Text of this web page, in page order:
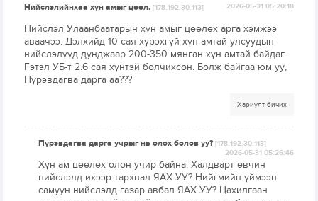
Нийслэлийнхаа хүн амыг цөөл.[178.192.30.113] 2026-05-31 05:20:18
Нийслэл Улаанбаатарын хүн амыг цөөлөх арга хэмжээ
аваачээ. Дэлхийд 10 сая хүрэхгүй хүн амтай улсуудын
нийслэлүүд дунджаар 200-350 мянган хүн амтай байдаг.
Гэтэл УБ-т 2.6 сая хүнтэй болчихсон. Болж байгаа юм уу,
Пүрэвдагва дарга аа???
Хариулт бичих
Пүрэвдагва дарга учрыг нь олох болов уу?[178.192.30.113]
2026-05-31 05:26:46
Хүн ам цөөлөх олон учир байна. Халдварт өвчин
нийслэлд ихээр тархвал ЯАХ УУ? Нийгмийн үймээн
самуун нийслэлд газар авбал ЯАХ УУ? Цахилгаан